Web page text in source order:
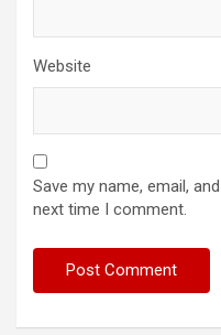
Website
Save my name, email,
next time I comment.